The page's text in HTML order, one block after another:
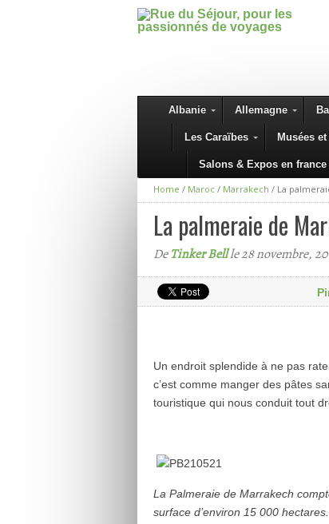
Albanie Allemagne
Les Caraïbes Musées
Salons & Expos en france
Home / Maroc / Marrakech / La
La palmeraie de
DeTinker Bellle 28 novembre,
Un endroit splendide à ne pas
c’est comme manger des pâtes
touristique qui nous conduit tout
La Palmeraie de Marrakech
surface d’environ 15 000 hectares.